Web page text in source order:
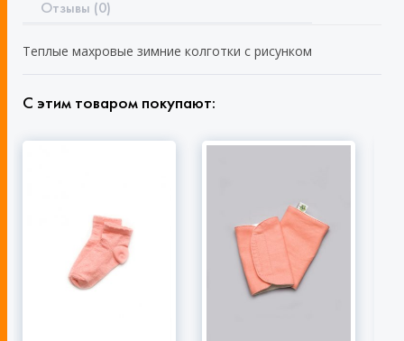
Отзывы (0)
Теплые махровые зимние колготки с рисунком
С этим товаром покупают: